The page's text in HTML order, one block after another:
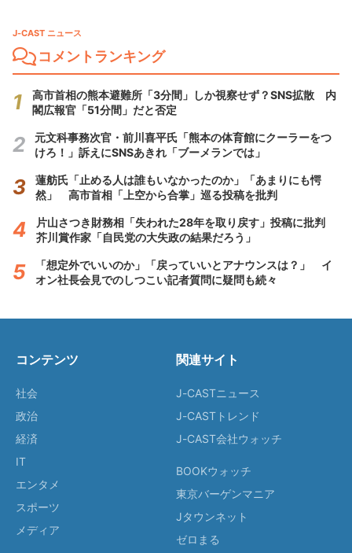
J-CAST ニュース
コメントランキング
高市首相の熊本避難所「3分間」しか視察せず？SNS拡散 内
閣広報官「51分間」だと否定
元文科事務次官・前川喜平氏「熊本の体育館にクーラーをつ
けろ！」訴えにSNSあきれ「ブーメランでは」
蓮舫氏「止める人は誰もいなかったのか」「あまりにも愕
然」 高市首相「上空から合掌」巡る投稿を批判
片山さつき財務相「失われた28年を取り戻す」投稿に批判
芥川賞作家「自民党の大失政の結果だろう」
「想定外でいいのか」「戻っていいとアナウンスは？」 イ
オン社長会見でのしつこい記者質問に疑問も続々
コンテンツ
社会
政治
経済
IT
エンタメ
スポーツ
メディア
関連サイト
J-CASTニュース
J-CASTトレンド
J-CAST会社ウォッチ
BOOKウォッチ
東京バーゲンマニア
Jタウンネット
ゼロまる